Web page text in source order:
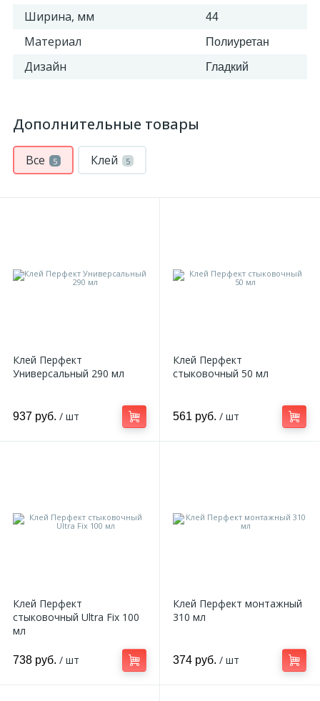
Ширина, мм 44
Материал Полиуретан
Дизайн Гладкий
Дополнительные товары
Все 5 Клей 5
Клей Перфект
Универсальный 290 мл
937 руб. / шт
Клей Перфект
стыковочный 50 мл
561 руб. / шт
Клей Перфект
стыковочный Ultra Fix 100
мл
738 руб. / шт
Клей Перфект монтажный
310 мл
374 руб. / шт